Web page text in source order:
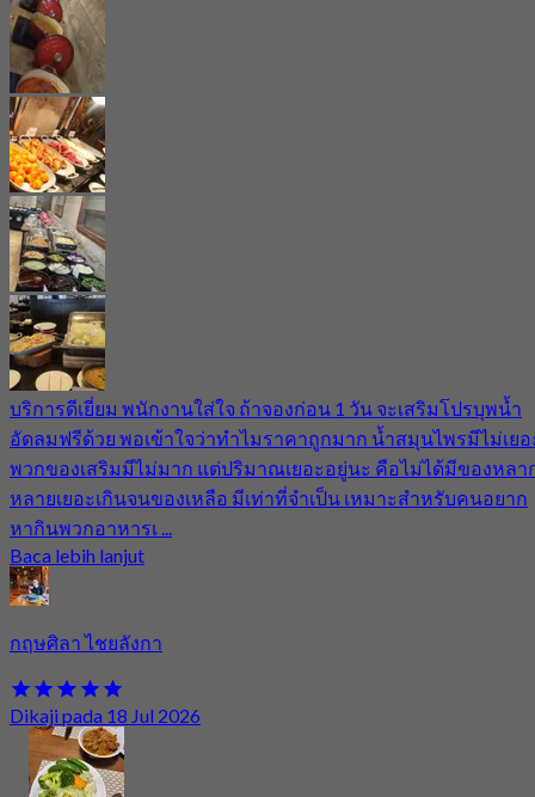
บริการดีเยี่ยม พนักงานใส่ใจ ถ้าจองก่อน 1 วัน จะเสริมโปรบุพน้ำ
อัดลมฟรีด้วย พอเข้าใจว่าทำไมราคาถูกมาก น้ำสมุนไพรมีไม่เยอ
พวกของเสริมมีไม่มาก แต่ปริมาณเยอะอยู่นะ คือไม่ได้มีของหลา
หลายเยอะเกินจนของเหลือ มีเท่าที่จำเป็น เหมาะสำหรับคนอยาก
หากินพวกอาหารเ ...
Baca lebih lanjut
กฤษศิลา ไชยลังกา
Dikaji pada 18 Jul 2026